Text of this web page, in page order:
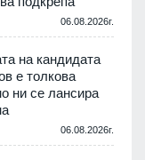
06.08.2026г.
на кандидата
е толкова
ни се лансира
06.08.2026г.